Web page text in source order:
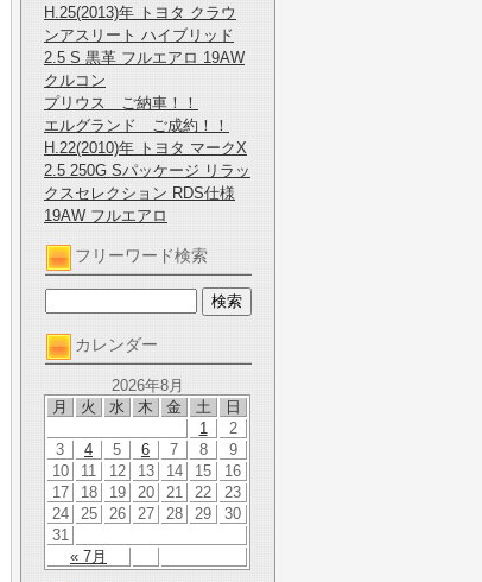
H.25(2013)年 トヨタ クラウ
ンアスリート ハイブリッド
2.5 S 黒革 フルエアロ 19AW
クルコン
プリウス ご納車！！
エルグランド ご成約！！
H.22(2010)年 トヨタ マークX
2.5 250G Sパッケージ リラッ
クスセレクション RDS仕様
19AW フルエアロ
フリーワード検索
カレンダー
2026年8月
月
火 水 木 金 土 日
« 7月
1
2
3
4 5 6 7 8
9
10
11 12 13 14 15
16
17
18 19 20 21 22
23
24
25 26 27 28 29
30
31